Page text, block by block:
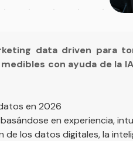
data driven para
con ayuda de la
en 2026
en experiencia,
de los datos digitales, la